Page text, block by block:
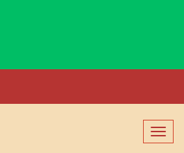
切
换